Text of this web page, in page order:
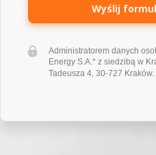
Wyślij
Administratorem danych
Energy S.A.* z siedzibą w
Tadeusza 4, 30-727 Kraków.